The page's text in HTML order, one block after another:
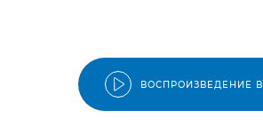
ВОСПРОИЗВЕДЕНИЕ